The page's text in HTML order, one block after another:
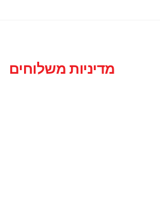
מדיניות משלוחים